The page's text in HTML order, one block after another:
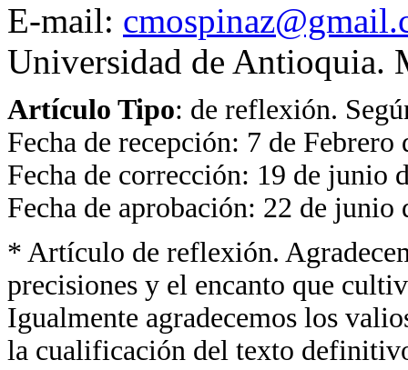
E-mail:
Universidad de Antioquia.
Artículo Tipo: de reflexión.
Fecha de recepción: 7 de Febrero
Fecha de corrección: 19 de junio
Fecha de aprobación: 22 de junio
* Artículo de reflexión.
precisiones y el encanto que
Igualmente agradecemos los
la cualificación del texto